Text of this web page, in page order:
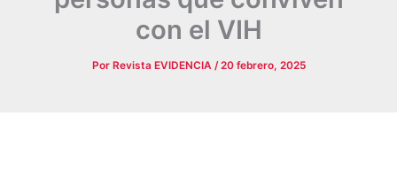
con el VIH
Por Revista EVIDENCIA /20 febrero, 2025